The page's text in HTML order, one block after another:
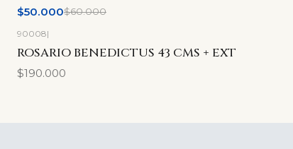
$50.000$60.000
90008|
ROSARIO BENEDICTUS 43 CMS + EXT
$190.000